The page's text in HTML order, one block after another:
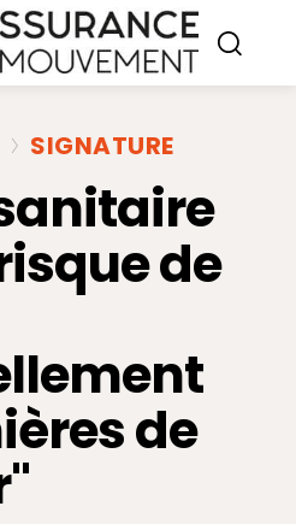
SIGNATURE
de
de